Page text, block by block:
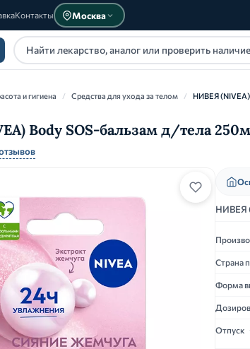
Контакты Москва
и гигиена / Средства для ухода за телом / НИВЕЯ (NIVEA)
Body SOS-бальзам д/тела
НИВЕЯ
Страна
Форма
Отпуск